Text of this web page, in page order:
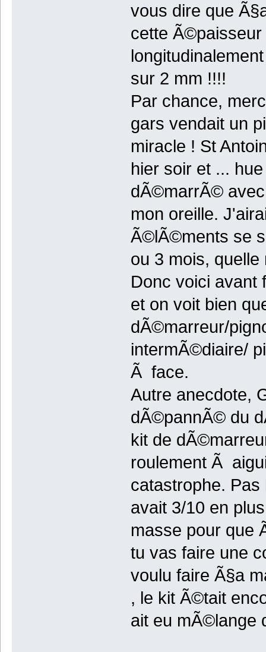
vous dire que
cette
sur 2 mm !!!!
Par chance,
gars vendait un
miracle ! St
hier soir et ...
dÃ©marrÃ©
mon oreille.
Ã©lÃ©ments se
ou 3 mois,
Donc voici avant
et on voit bien
dÃ©marreur/
intermÃ©diaire/
Ã face.
Autre anecdote,
dÃ©pannÃ© du
kit de
roulement Ã
catastrophe. Pas
avait 3/10 en
masse pour que
tu vas faire une
voulu faire Ã§a
, le kit Ã©tait
ait eu mÃ©lange